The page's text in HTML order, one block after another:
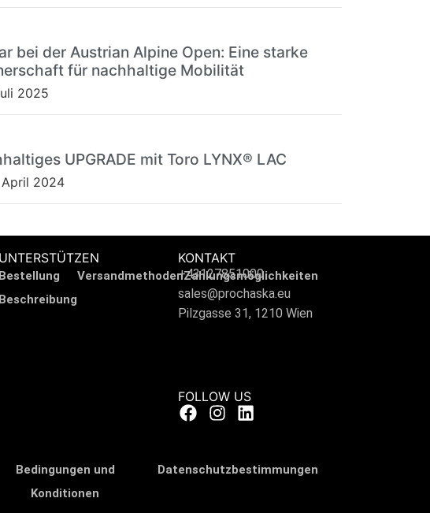
bei der Austrian Alpine Open: Eine starke
für nachhaltige Mobilität
2025
UPGRADE mit Toro LYNX® LAC
April 2024
UNTERSTÜTZEN
Bestellung
Beschreibung
VersandmethodenZahlungsmöglichkeiten
KONTAKT
+43127851000
sales@prochaska.eu
Pilzgasse 31, 1210 Wien
FOLLOW US
Bedingungen und
Konditionen
Datenschutzbestimmungen